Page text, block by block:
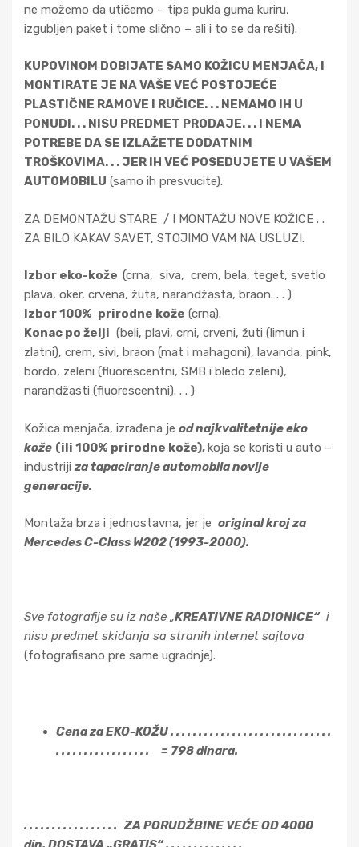
3
2
0
0
0
)
N
O
O
k
l
i
č
i
n
a
ne možemo da utičemo – tipa pukla guma kuriru,
izgubljen paket i tome slično – ali i to se da rešiti).
KUPOVINOM DOBIJATE SAMO KOŽICU MENJAČA, I
MONTIRATE JE NA VAŠE VEĆ POSTOJEĆE
PLASTIČNE RAMOVE I RUČICE. . . NEMAMO IH U
PONUDI. . . NISU PREDMET PRODAJE. . . I NEMA
POTREBE DA SE IZLAŽETE DODATNIM
TROŠKOVIMA. . . JER IH VEĆ POSEDUJETE U VAŠEM
AUTOMOBILU (samo ih presvucite).
ZA DEMONTAŽU STARE / I MONTAŽU NOVE KOŽICE . .
ZA BILO KAKAV SAVET, STOJIMO VAM NA USLUZI.
Izbor eko-kože (crna, siva, crem, bela, teget, svetlo
plava, oker, crvena, žuta, narandžasta, braon. . . )
Izbor 100% prirodne kože (crna).
Konac po želji (beli, plavi, crni, crveni, žuti (limun i
zlatni), crem, sivi, braon (mat i mahagoni), lavanda, pink,
bordo, zeleni (fluorescentni, SMB i bledo zeleni),
narandžasti (fluorescentni). . . )
Kožica menjača, izrađena je od najkvalitetnije eko
kože (ili 100% prirodne kože),koja se koristi u auto –
industriji za tapaciranje automobila novije
generacije.
Montaža brza i jednostavna, jer je original kroj za
Mercedes C-Class W202 (1993-2000).
Sve fotografije su iz naše „KREATIVNE RADIONICE“i
nisu predmet skidanja sa stranih internet sajtova
(fotografisano pre same ugradnje).
Cena za EKO-KOŽU . . . . . . . . . . . . . . . . . . . . . . . . . . . . .
. . . . . . . . . . . . . . . . . = 798 dinara.
. . . . . . . . . . . . . . . . . ZA PORUDŽBINE VEĆE OD 4000